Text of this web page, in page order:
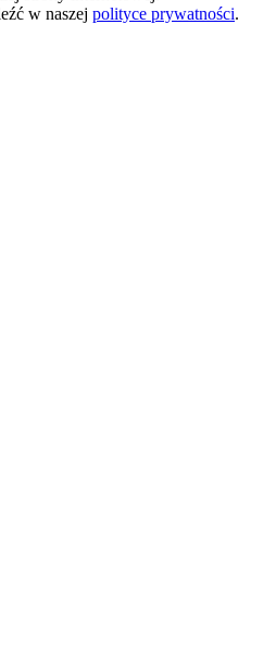
w naszej polityce prywatności.